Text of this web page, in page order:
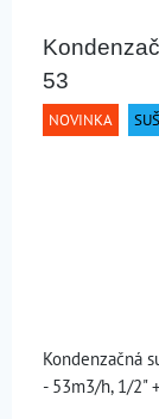
53
NOVINKA
Kondenzačná
- 53m3/h, 1/2"